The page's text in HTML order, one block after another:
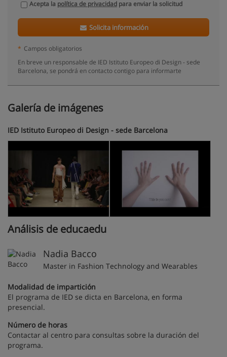
Acepta la política de privacidad para enviar la solicitud
Solicita información
* Campos obligatorios
En breve un responsable de IED Istituto Europeo di Design - sede
Barcelona, se pondrá en contacto contigo para informarte
Galería de imágenes
IED Istituto Europeo di Design - sede Barcelona
Análisis de educaedu
Nadia Bacco
Master in Fashion Technology and Wearables
Modalidad de impartición
El programa de IED se dicta en Barcelona, en forma
presencial.
Número de horas
Contactar al centro para consultas sobre la duración del
programa.